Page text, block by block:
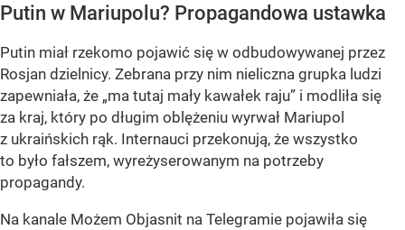
Putin w Mariupolu? Propagandowa ustawka
Putin miał rzekomo pojawić się w odbudowywanej przez
Rosjan dzielnicy. Zebrana przy nim nieliczna grupka ludzi
zapewniała, że „ma tutaj mały kawałek raju” i modliła się
za kraj, który po długim oblężeniu wyrwał Mariupol
z ukraińskich rąk. Internauci przekonują, że wszystko
to było fałszem, wyreżyserowanym na potrzeby
propagandy.
Na kanale Możem Objasnit na Telegramie pojawiła się